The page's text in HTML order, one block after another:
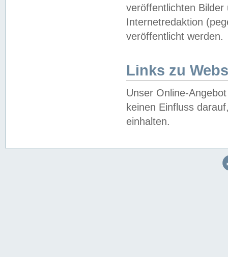
veröffentlichten
Internetredaktion
veröffentlicht werden.
Links zu
Unser Online-
keinen Einfluss
einhalten.